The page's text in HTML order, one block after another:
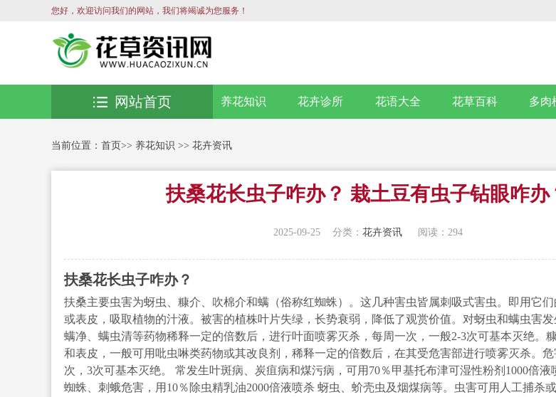
您好，欢迎访问我们的网站，我们将竭诚为您服务！
养花知识 花卉诊所 花语大全 花草百科 多肉
网站首页
当前位置： 首页>> 养花知识 >> 花卉资讯
扶桑花长虫子咋办？ 栽土豆有虫子钻眼咋办
2025-09-25 分类：花卉资讯 阅读：294
扶桑花长虫子咋办？
扶桑主要虫害为蚜虫、糠介、吹棉介和螨（俗称红蜘蛛）。这几种害虫皆属刺吸式害虫。即用它
或表皮，吸取植物的汁液。被害的植株叶片失绿，长势衰弱，降低了观赏价值。对蚜虫和螨虫害
螨净、螨虫清等药物稀释一定的倍数后，进行叶面喷雾灭杀，每周一次，一般2-3次可基本灭绝。
和表皮，一般可用吡虫啉类药物或其改良剂，稀释一定的倍数后，在其受危害部进行喷雾灭杀。
次，3次可基本灭绝。 常发生叶斑病、炭疽病和煤污病，可用70％甲基托布津可湿性粉剂1000倍液
蜘蛛、刺蛾危害，用10％除虫精乳油2000倍液喷杀 蚜虫、蚧壳虫及烟煤病等。虫害可用人工捕杀或